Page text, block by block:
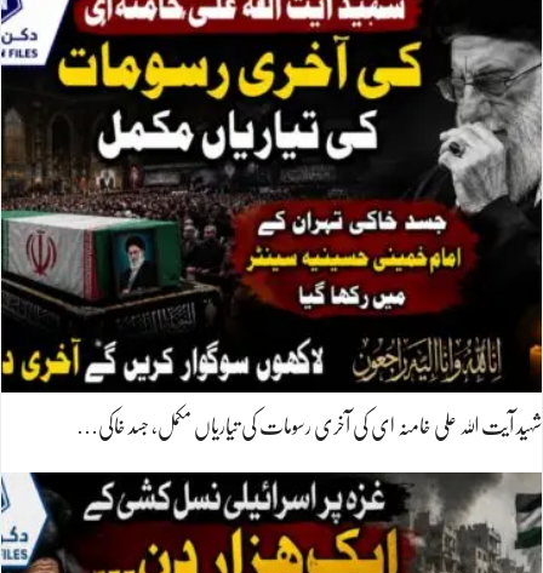
شہید آیت اللہ علی خامنہ ای کی آخری رسومات کی تیاریاں مکمل، جسد خاکی…